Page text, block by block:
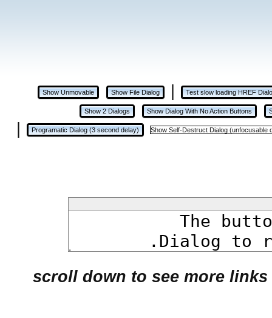
Test slow loading HREF
Show File Dialog
Show Unmovable
Show Dialog With No Action Buttons
Show 2 Dialogs
Show Self-Destruct Dialog (unfocusable
Programatic Dialog (3 second delay)
(scroll down to see more